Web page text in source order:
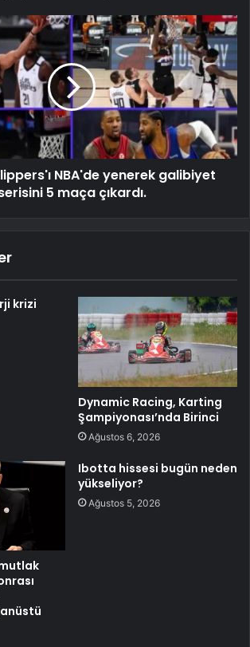
NBA'de yenerek galibiyet
5 maça çıkardı.
krizi
Dynamic Racing, Karting
Şampiyonası’nda Birinci
Ağustos 6, 2026
Ibotta hissesi bugün neden
yükseliyor?
Ağustos 5, 2026